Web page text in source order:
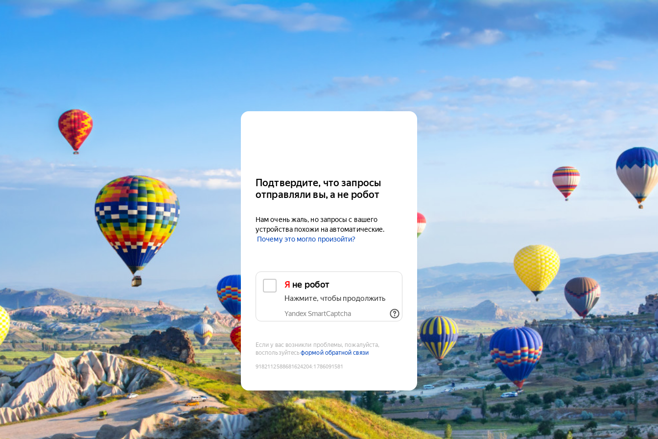
Подтвердите, что запросы
отправляли вы, а не робот
Нам очень жаль, но запросы с вашего
устройства похожи на автоматические.
Почему это могло произойти?
Я не робот
Нажмите, чтобы продолжить
Yandex SmartCaptcha
Если у вас возникли проблемы, пожалуйста,
воспользуйтесьформой обратной связи
9182112588681624204:1786091581